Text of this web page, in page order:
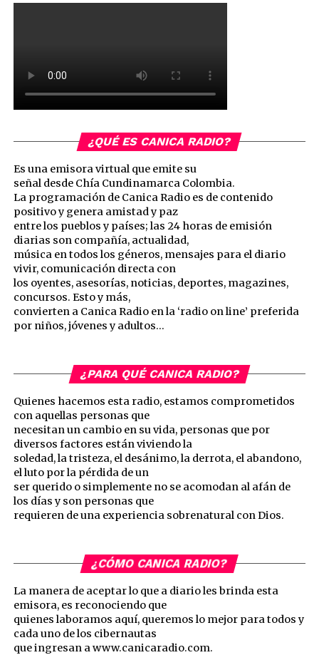
¿QUÉ ES CANICA RADIO?
Es una emisora virtual que emite su
señal desde Chía Cundinamarca Colombia.
La programación de Canica Radio es de contenido
positivo y genera amistad y paz
entre los pueblos y países; las 24 horas de emisión
diarias son compañía, actualidad,
música en todos los géneros, mensajes para el diario
vivir, comunicación directa con
los oyentes, asesorías, noticias, deportes, magazines,
concursos. Esto y más,
convierten a Canica Radio en la ‘radio on line’ preferida
por niños, jóvenes y adultos…
¿PARA QUÉ CANICA RADIO?
Quienes hacemos esta radio, estamos comprometidos
con aquellas personas que
necesitan un cambio en su vida, personas que por
diversos factores están viviendo la
soledad, la tristeza, el desánimo, la derrota, el abandono,
el luto por la pérdida de un
ser querido o simplemente no se acomodan al afán de
los días y son personas que
requieren de una experiencia sobrenatural con Dios.
¿CÓMO CANICA RADIO?
La manera de aceptar lo que a diario les brinda esta
emisora, es reconociendo que
quienes laboramos aquí, queremos lo mejor para todos y
cada uno de los cibernautas
que ingresan a www.canicaradio.com.